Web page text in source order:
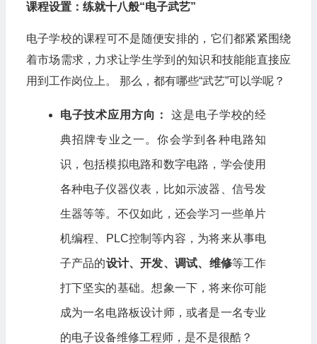
课程设置：练就十八般“电子武艺”
电子学校的课程可不是随便安排的，它们都紧紧围绕
着市场需求，力求让学生学到的知识和技能能直接应
用到工作岗位上。 那么，都有哪些“武艺”可以学呢？
电子技术应用方向： 这是电子学校的经
典招牌专业之一。你会学到各种电路知
识，包括模拟电路和数字电路，学会使用
各种电子仪器仪表，比如示波器、信号发
生器等等。不仅如此，还会学习一些单片
机编程、PLC控制等内容，为将来从事电
子产品的设计、开发、调试、维修等工作
打下坚实的基础。想象一下，将来你可能
成为一名电路板设计师，或者是一名专业
的电子设备维修工程师，是不是很酷？